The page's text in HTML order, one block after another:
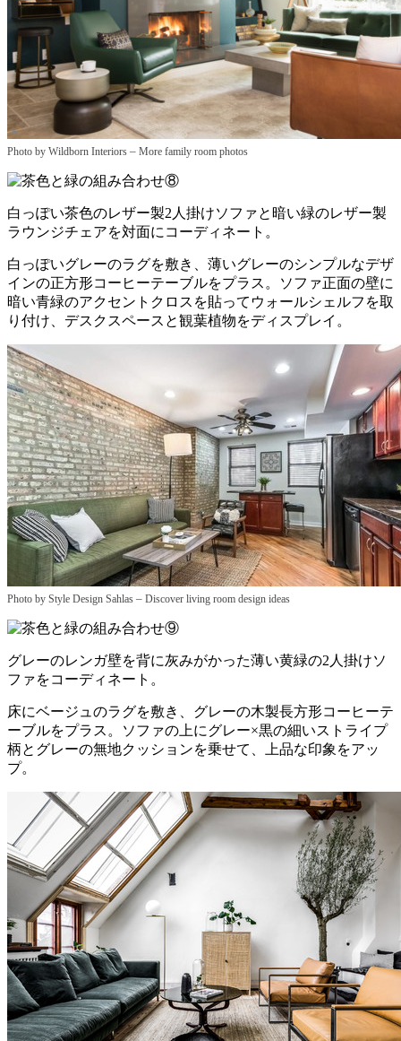
Photo by Wildborn Interiors – More family room photos
白っぽい茶色のレザー製2人掛けソファと暗い緑のレザー製
ラウンジチェアを対面にコーディネート。
白っぽいグレーのラグを敷き、薄いグレーのシンプルなデザ
インの正方形コーヒーテーブルをプラス。ソファ正面の壁に
暗い青緑のアクセントクロスを貼ってウォールシェルフを取
り付け、デスクスペースと観葉植物をディスプレイ。
Photo by Style Design Sahlas – Discover living room design ideas
グレーのレンガ壁を背に灰みがかった薄い黄緑の2人掛けソ
ファをコーディネート。
床にベージュのラグを敷き、グレーの木製長方形コーヒーテ
ーブルをプラス。ソファの上にグレー×黒の細いストライプ
柄とグレーの無地クッションを乗せて、上品な印象をアッ
プ。